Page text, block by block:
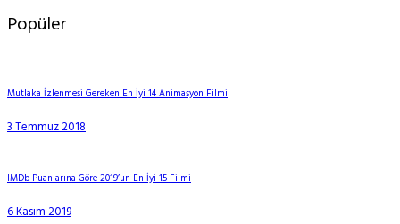
Popüler
Mutlaka İzlenmesi Gereken En İyi 14 Animasyon Filmi
3 Temmuz 2018
IMDb Puanlarına Göre 2019’un En İyi 15 Filmi
6 Kasım 2019